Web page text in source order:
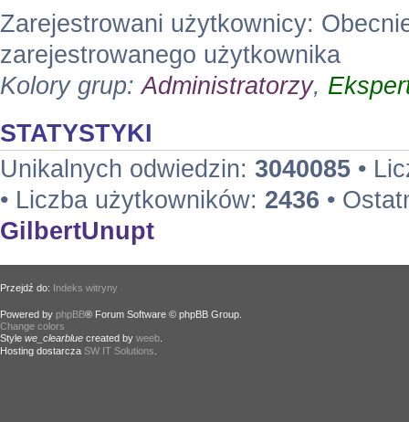
Zarejestrowani użytkownicy:
zarejestrowanego użytkownika
Kolory grup:Administratorzy,
STATYSTYKI
Unikalnych odwiedzin: 3040085 •
• Liczba użytkowników: 2436 •
GilbertUnupt
Przejdź do: Indeks witryny
Powered by phpBB® Forum Software © phpBB Group.
Change colors
Style we_clearblue created by weeb
Hosting dostarcza SW IT Solutions